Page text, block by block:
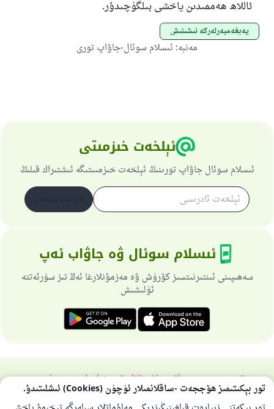
ئاللاھ ھەممىدىن ياخشى بىلگۈچىدۇر.
پەيغەمبەرلەرگە ئىشىنىش
مەنبە: ئىسلام سوئال-جاۋاپ تورى
ئېلخەت خىزمىتى
ئىسلام سوئال جاۋاپ تورىنىڭ ئېلخەت خىزمىىتىگە ئىشتىراك قىلىڭ
ئىسلام سوئال ۋە جاۋاب ئەپ
سەھىپىنى ئىنتىرنىتسىز كۆرۈش ۋە مەزمۇنلارغا ئەڭ تىز سۈرئەتتە
ئۈلىشىش
تورسەھىپىسى ھەققىدەباش نازارەتچىخۇسۇسىي سىياسەت
بارلىق ھوقۇق ئىسلام سوئال-جاۋاپ تورىغا مەنسۇپتۇر 1997-2025 ©
تور بېكىتىمىز ھۆججەت -ساقلانمىلار ئۈچۈن (Cookies) ئىشلىتىدۇ.